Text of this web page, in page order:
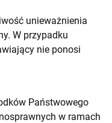
unieważnienia
W przypadku
nie ponosi
Państwowego
w ramach